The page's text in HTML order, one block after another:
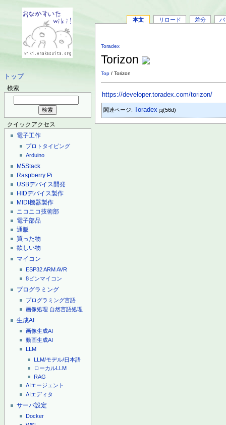
トップ
検索
クイックアクセス
電子工作
プロトタイピング
Arduino
M5Stack
Raspberry Pi
USBデバイス開発
HIDデバイス製作
MIDI機器製作
ニコニコ技術部
電子部品
通販
買った物
欲しい物
マイコン
ESP32ARMAVR
8ピンマイコン
プログラミング
プログラミング言語
画像処理 自然言語処理
生成AI
画像生成AI
動画生成AI
LLM
LLM/モデル/日本語
ローカルLLM
RAG
AIエージェント
AIエディタ
サーバ設定
Docker
本文 リロード 差分 バ
Toradex
Torizon
Top / Torizon
https://developer.toradex.com/torizon/
関連ページ: Toradex [1](56d)